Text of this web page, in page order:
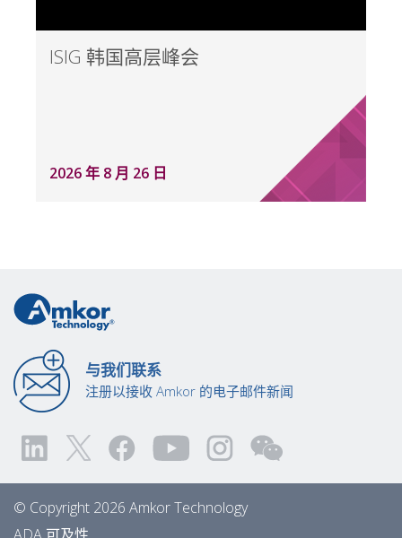
ISIG 韩国高层峰会
2026 年 8 月 26 日
与我们联系
注册以接收 Amkor 的电子邮件新闻
© Copyright 2026 Amkor Technology